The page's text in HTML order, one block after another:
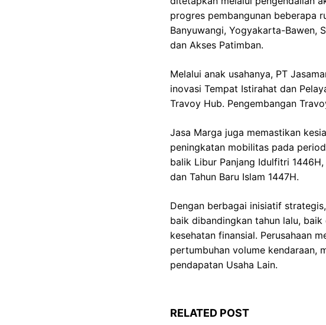
progres pembangunan beberapa
Banyuwangi, Yogyakarta-Bawen,
dan Akses Patimban.
Melalui anak usahanya, PT
inovasi Tempat Istirahat dan
Travoy Hub. Pengembangan
Jasa Marga juga memastikan
peningkatan mobilitas pada
balik Libur Panjang Idulfitri 1446H,
dan Tahun Baru Islam 1447H.
Dengan berbagai inisiatif
baik dibandingkan tahun lalu,
kesehatan finansial. Perusahaan
pertumbuhan volume kendaraan,
pendapatan Usaha Lain.
RELATED POST